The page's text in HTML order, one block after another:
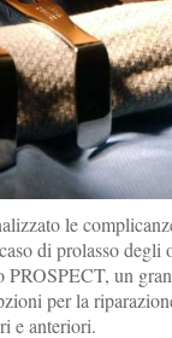
le
di prolasso degli
PROSPECT, un
per la
e anteriori.